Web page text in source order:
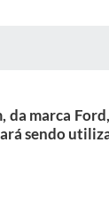
marca
sendo